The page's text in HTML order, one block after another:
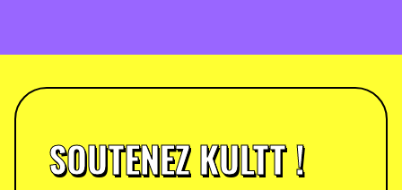
SOUTENEZ KULTT !